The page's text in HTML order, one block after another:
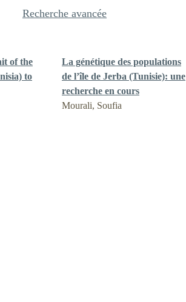
Recherche avancée
of the
to
La génétique des populations
de l’île de Jerba (Tunisie): une
recherche en cours
Mourali, Soufia